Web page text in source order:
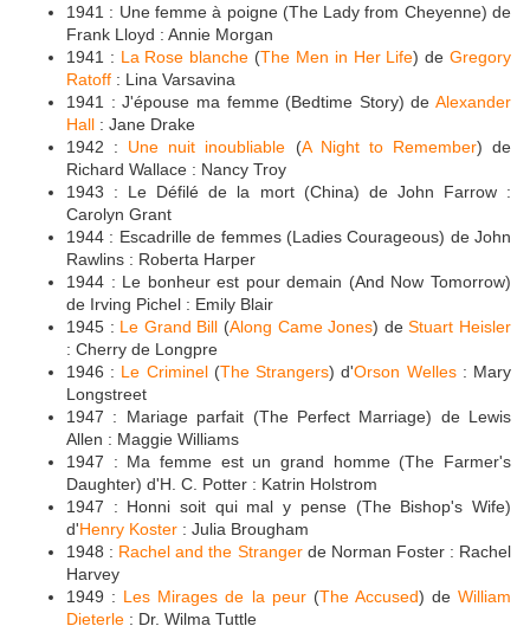
1941 : Une femme à poigne (The Lady from Cheyenne) de
Frank Lloyd : Annie Morgan
1941 : La Rose blanche (The Men in Her Life) deGregory
Ratoff : Lina Varsavina
1941 : J'épouse ma femme (Bedtime Story) de Alexander
Hall : Jane Drake
1942 : Une nuit inoubliable (A Night to Remember) de
Richard Wallace : Nancy Troy
1943 : Le Défilé de la mort (China) de John Farrow :
Carolyn Grant
1944 : Escadrille de femmes (Ladies Courageous) de John
Rawlins : Roberta Harper
1944 : Le bonheur est pour demain (And Now Tomorrow)
de Irving Pichel : Emily Blair
1945 : Le Grand Bill (Along Came Jones) deStuart Heisler
: Cherry de Longpre
1946 : Le Criminel(The Strangers) d'Orson Welles: Mary
Longstreet
1947 : Mariage parfait (The Perfect Marriage) de Lewis
Allen : Maggie Williams
1947 : Ma femme est un grand homme (The Farmer's
Daughter) d'H. C. Potter : Katrin Holstrom
1947 : Honni soit qui mal y pense (The Bishop's Wife)
d'Henry Koster : Julia Brougham
1948 : Rachel and the Strangerde Norman Foster : Rachel
Harvey
1949 : Les Mirages de la peur(The Accused) deWilliam
Dieterle : Dr. Wilma Tuttle